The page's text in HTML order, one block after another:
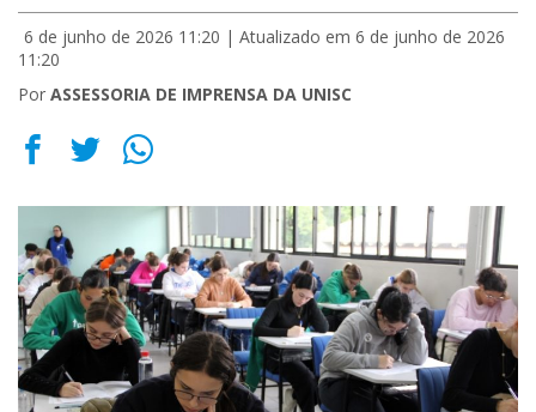
6 de junho de 2026 11:20 | Atualizado em 6 de junho de 2026
11:20
Por ASSESSORIA DE IMPRENSA DA UNISC